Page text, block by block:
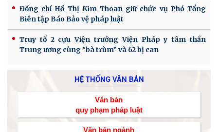
Đồng chí Hồ Thị Kim Thoan giữ chức vụ Phó Tổng
Biên tập Báo Bảo vệ pháp luật
Truy tố 2 cựu Viện trưởng Viện Pháp y tâm thần
Trung ương cùng "bà trùm” và 62 bị can
HỆ THỐNG VĂN BẢN
Văn bản
quy phạm pháp luật
Văn bản ngành